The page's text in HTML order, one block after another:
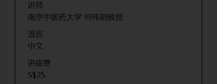
讲师
南京中医药大学 何伟明教授
语言
中文
讲座费
S$25